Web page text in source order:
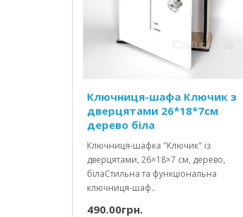
Ключниця-шафа Ключик з
дверцятами 26*18*7см
дерево біла
Ключниця-шафка "Ключик" із
дверцятами, 26×18×7 см, дерево,
білаСтильна та функціональна
ключниця-шаф..
490.00грн.